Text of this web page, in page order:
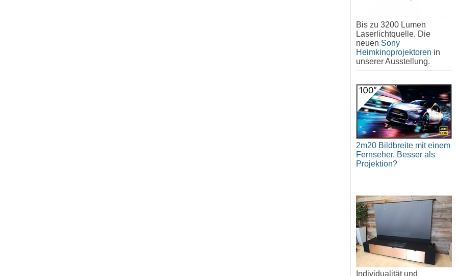
Bis zu 3200 Lumen
Laserlichtquelle. Die
neuen Sony
Heimkinoprojektoren in
unserer Ausstellung.
2m20 Bildbreite mit einem
Fernseher. Besser als
Projektion?
Individualität und